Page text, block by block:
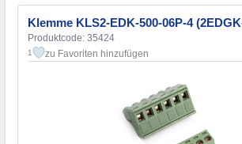
Klemme KLS2-EDK-500-06P-4
Produktcode: 35424
1 zu Favoriten hinzufügen